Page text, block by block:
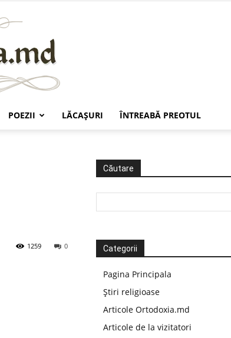
POEZII LĂCAŞURI ÎNTREABĂ PREOTUL
0
1259
Căutare
Categorii
Pagina Principala
Știri religioase
Articole Ortodoxia.md
Articole de la vizitatori